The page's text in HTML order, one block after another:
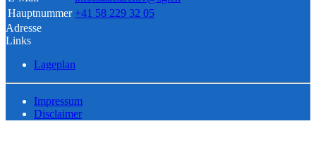
Hauptnummer +41 58 229 32 05
Adresse
Links
Lageplan
Impressum
Disclaimer